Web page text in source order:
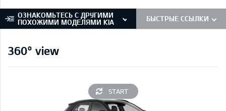
ОЗНАКОМЬТЕСЬ С ДРУГИМИ
ПОХОЖИМИ МОДЕЛЯМИ KIA
БЫСТРЫЕ ССЫЛКИ
360° view
START